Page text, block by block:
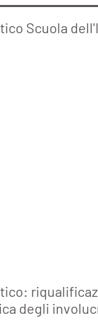
Scuola
degli